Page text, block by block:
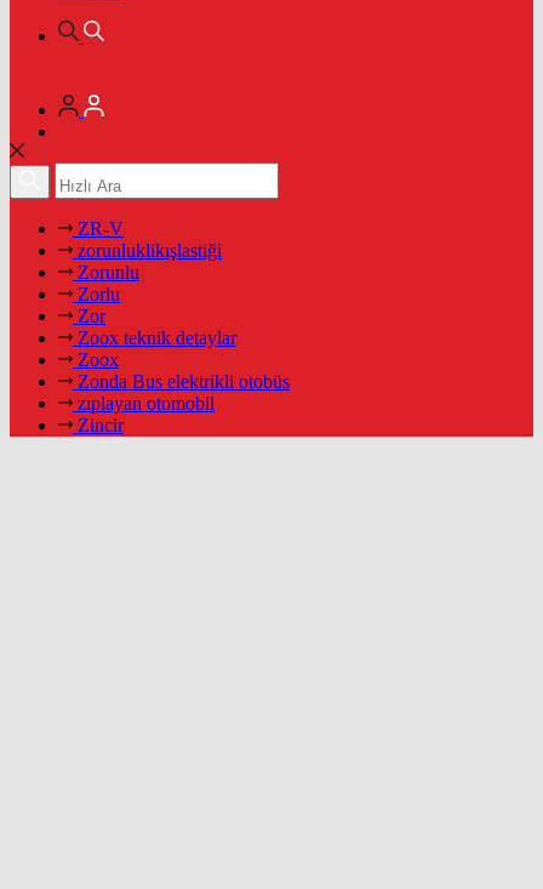
ZR-V
zorunluklikışlastiği
Zorunlu
Zorlu
Zor
Zoox teknik detaylar
Zoox
Zonda Bus elektrikli otobüs
zıplayan otomobil
Zincir